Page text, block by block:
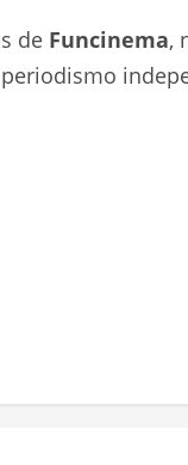
de Funcinema,